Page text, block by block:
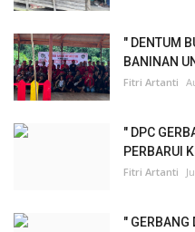
" DENTUM
BANINAN
Fitri Artanti
" DPC
PERBARUI
Fitri Artanti
" GERBANG